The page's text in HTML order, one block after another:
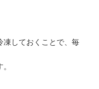
凍しておくことで、毎